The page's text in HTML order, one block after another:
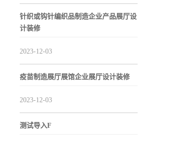
针织或钩针编织品制造企业产品展厅设
计装修
2023-12-03
疫苗制造展厅展馆企业展厅设计装修
2023-12-03
测试导入F